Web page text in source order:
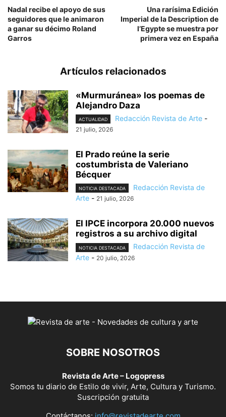
Nadal recibe el apoyo de sus
seguidores que le animaron
a ganar su décimo Roland
Garros
Una rarísima Edición
Imperial de la Description de
l’Egypte se muestra por
primera vez en España
Artículos relacionados
«Murmuránea» los poemas de
Alejandro Daza
ACTUALIDAD Redacción Revista de Arte -
21 julio, 2026
El Prado reúne la serie
costumbrista de Valeriano
Bécquer
NOTICIA DESTACADA
Redacción Revista de
Arte - 21 julio, 2026
El IPCE incorpora 20.000 nuevos
registros a su archivo digital
NOTICIA DESTACADA
Redacción Revista de
Arte - 20 julio, 2026
SOBRE NOSOTROS
Revista de Arte – Logopress
Somos tu diario de Estilo de vivir, Arte, Cultura y Turismo.
Suscripción gratuita